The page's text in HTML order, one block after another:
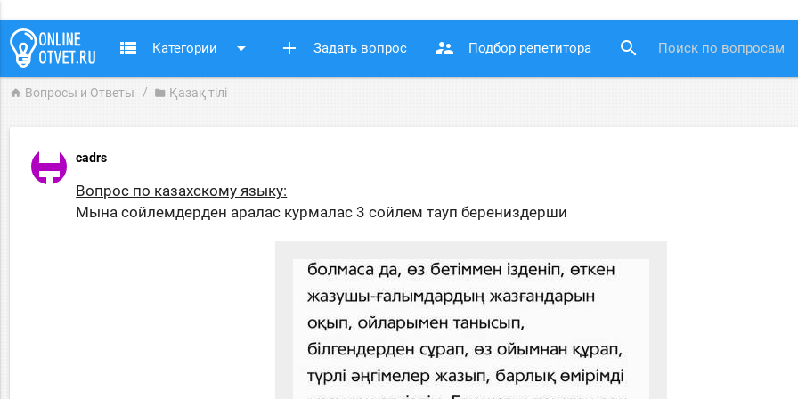
view_list Категории arrow_drop_down add Задать вопрос supervisor_account Подбор репетитора search
home Вопросы и Ответы folder Қазақ тiлi
cadrs
Вопрос по казахскому языку:
Мына сойлемдерден аралас курмалас 3 сойлем тауп берениздерши